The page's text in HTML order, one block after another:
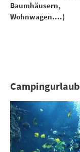
Baumhäusern,
Wohnwagen....)
Campingurlaub